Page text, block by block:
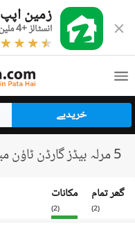
زمین اپپ
انسٹالز +4 ملین
خریدیے
5 مرلہ بیڈز گارڈن ٹاؤن میں مکانات برائے فروخت
گھر تمام
(
2
)
مکانات
(
2
)